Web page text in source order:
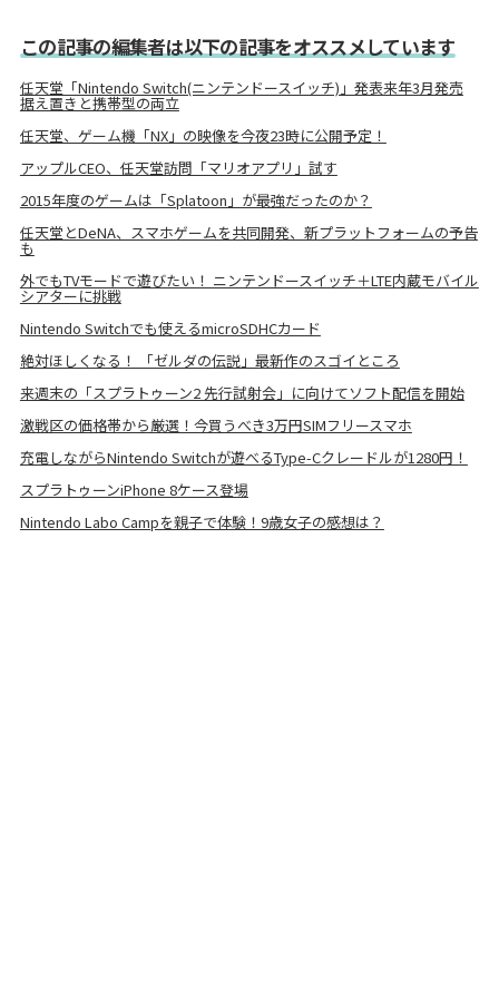
この記事の編集者は以下の記事をオススメしています
任天堂「Nintendo Switch(ニンテンドースイッチ)」発表来年3月発売
据え置きと携帯型の両立
任天堂、ゲーム機「NX」の映像を今夜23時に公開予定！
アップルCEO、任天堂訪問「マリオアプリ」試す
2015年度のゲームは「Splatoon」が最強だったのか？
任天堂とDeNA、スマホゲームを共同開発、新プラットフォームの予告
も
外でもTVモードで遊びたい！ ニンテンドースイッチ＋LTE内蔵モバイル
シアターに挑戦
Nintendo Switchでも使えるmicroSDHCカード
絶対ほしくなる！ 「ゼルダの伝説」最新作のスゴイところ
来週末の「スプラトゥーン2 先行試射会」に向けてソフト配信を開始
激戦区の価格帯から厳選！今買うべき3万円SIMフリースマホ
充電しながらNintendo Switchが遊べるType-Cクレードルが1280円！
スプラトゥーンiPhone 8ケース登場
Nintendo Labo Campを親子で体験！9歳女子の感想は？